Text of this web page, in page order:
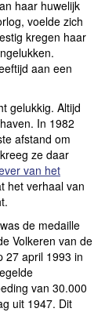
haar huwelijk
voelde zich
kregen haar
aan een
gelukkig. Altijd
In 1982
afstand om
ze daar
van het
het verhaal van
de medaille
Volkeren van de
27 april 1993 in
van 30.000
uit 1947. Dit